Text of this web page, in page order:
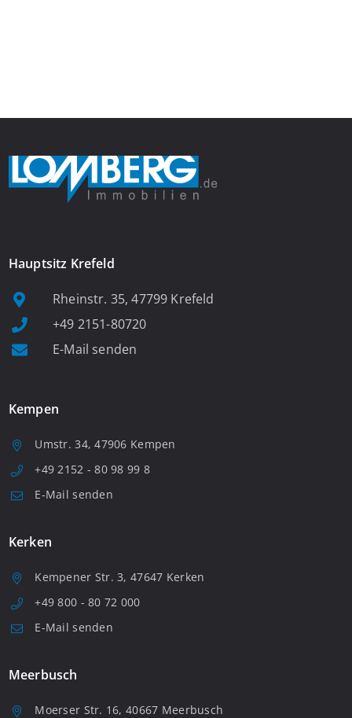
Hauptsitz Krefeld
Rheinstr. 35, 47799 Krefeld
+49 2151-80720
E-Mail senden
Kempen
Umstr. 34, 47906 Kempen
+49 2152 - 80 98 99 8
E-Mail senden
Kerken
Kempener Str. 3, 47647 Kerken
+49 800 - 80 72 000
E-Mail senden
Meerbusch
Moerser Str. 16, 40667 Meerbusch